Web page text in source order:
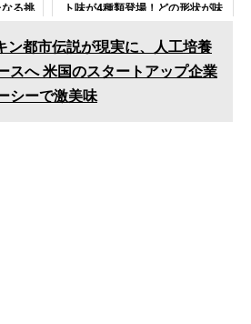
る挑
ト味が4種類登場！どの形状が味
ン都市伝説が現実に、人工培養
スへ 米国のスタートアップ企業
シーで激美味